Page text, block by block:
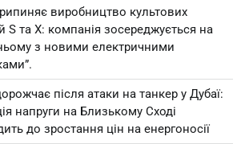
виробництво культових
S та X: компанія зосереджується на
з новими електричними
після атаки на танкер у Дубаї:
напруги на Близькому Сході
до зростання цін на енергоносії